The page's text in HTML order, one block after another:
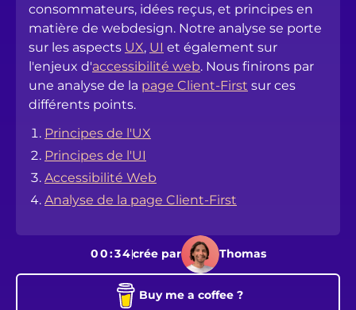
consommateurs, idées reçus, et principes en
matière de webdesign. Notre analyse se porte
sur les aspects UX, UI et également sur
l'enjeux d'accessibilité web. Nous finirons par
une analyse de la page Client-First sur ces
différents points.
Principes de l'UX
Principes de l'UI
Accessibilité Web
Analyse de la page Client-First
00:34crée par Thomas
Buy me a coffee ?